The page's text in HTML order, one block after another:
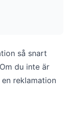
så snart
du inte är
reklamation